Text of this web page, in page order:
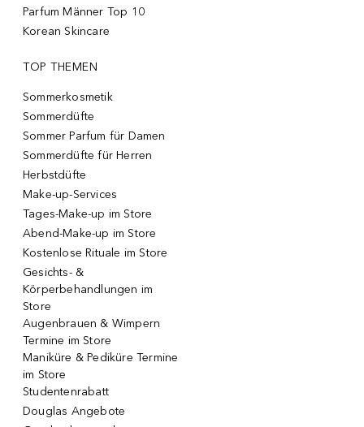
Parfum Männer Top 10
Korean Skincare
TOP THEMEN
Sommerkosmetik
Sommerdüfte
Sommer Parfum für Damen
Sommerdüfte für Herren
Herbstdüfte
Make-up-Services
Tages-Make-up im Store
Abend-Make-up im Store
Kostenlose Rituale im Store
Gesichts- &
Körperbehandlungen im
Store
Augenbrauen & Wimpern
Termine im Store
Maniküre & Pediküre Termine
im Store
Studentenrabatt
Douglas Angebote